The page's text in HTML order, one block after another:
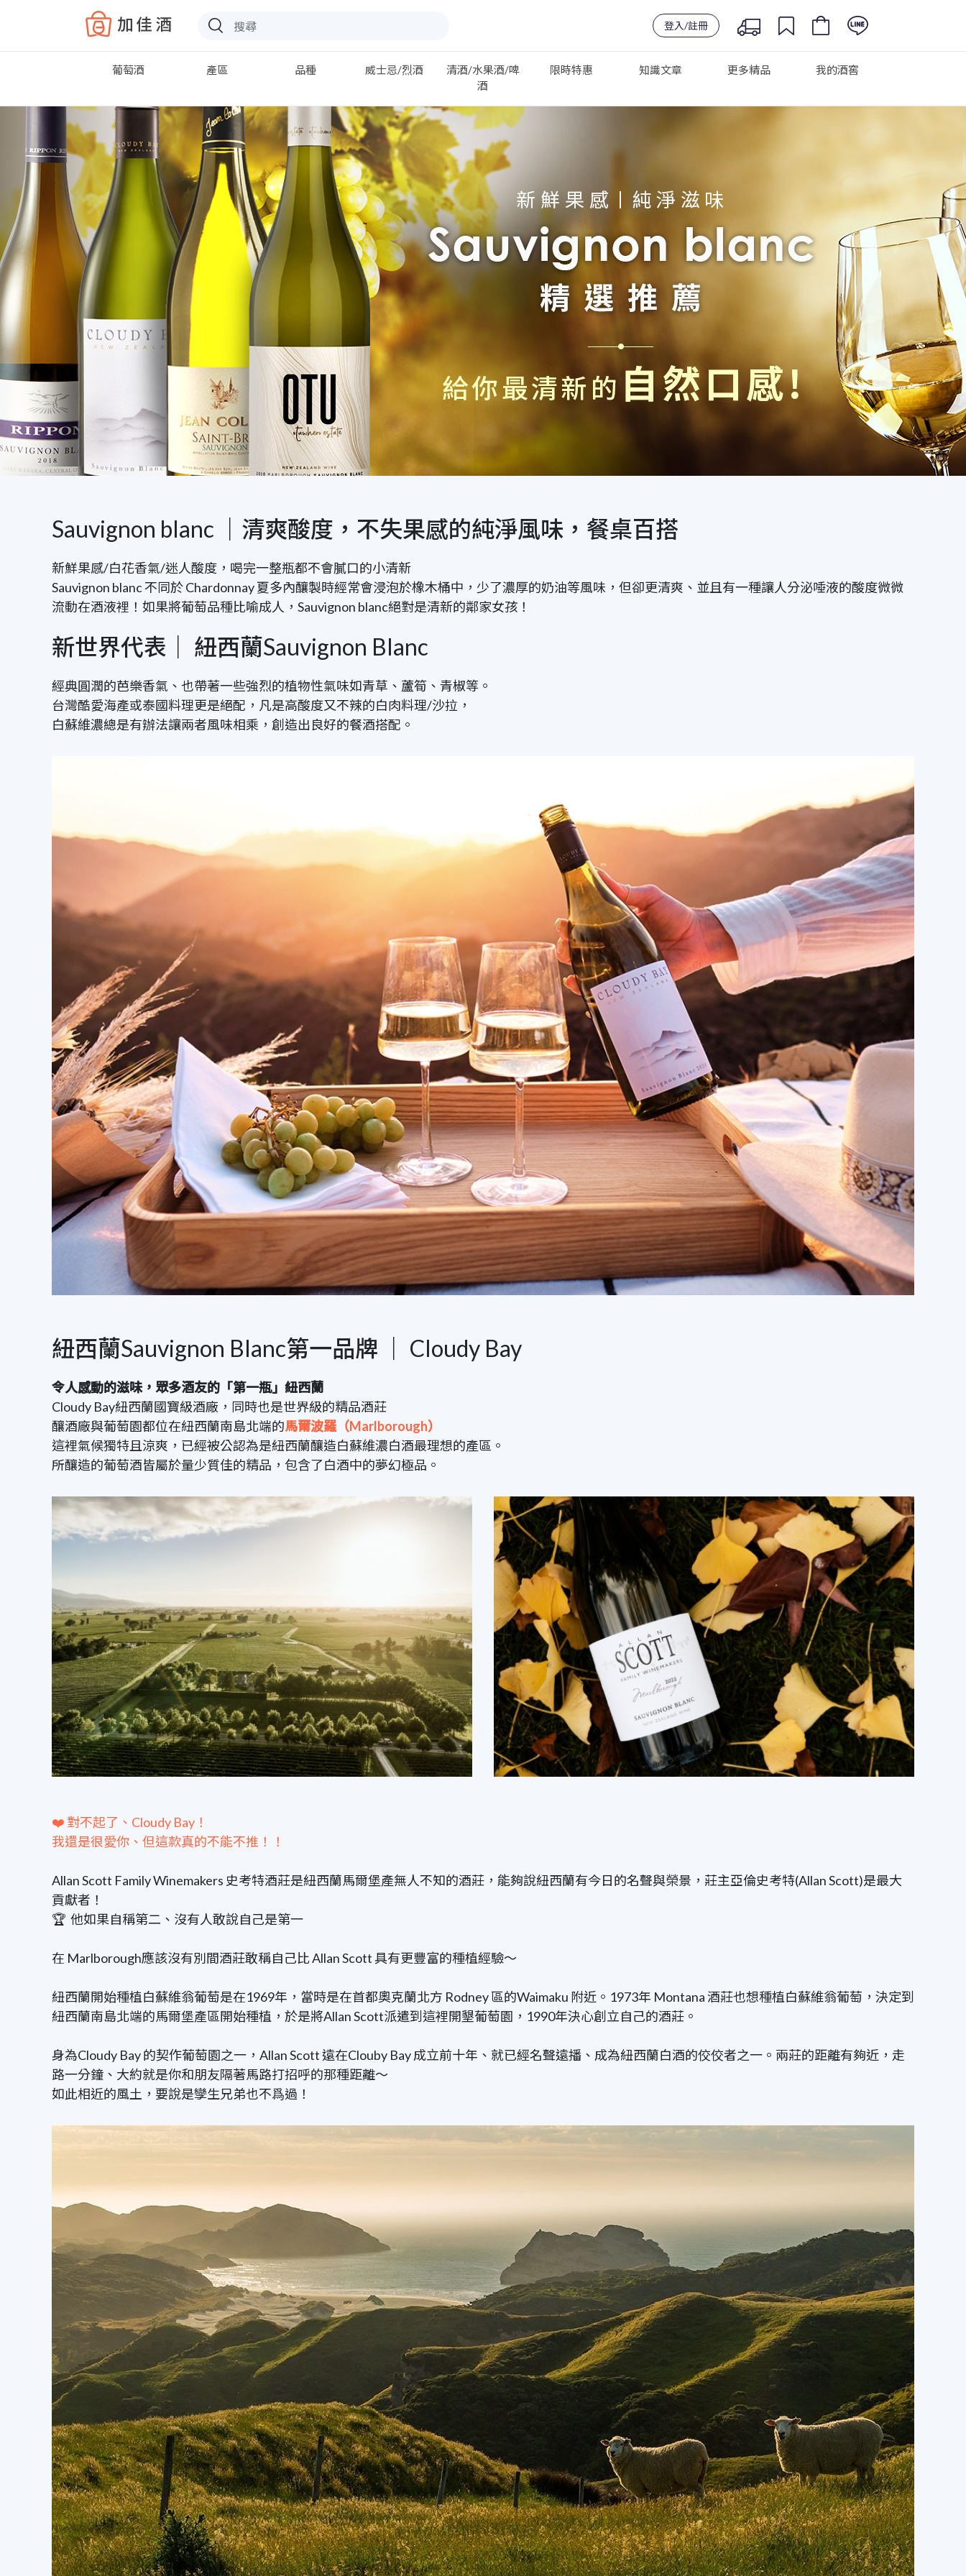
Baccus
登入/註冊
葡萄酒 產區 品種 威士忌/烈酒
清酒/水果酒/啤
酒
限時特惠 知識文章 更多精品 我的酒窖
Sauvignon blanc ｜清爽酸度，不失果感的純淨風味，餐桌百搭
新鮮果感/白花香氣/迷人酸度，喝完一整瓶都不會膩口的小清新
Sauvignon blanc 不同於Chardonnay夏多內釀製時經常會浸泡於橡木桶中，少了濃厚的奶油等風味，但卻更清爽、並且有一種讓人分泌唾液的酸度微微
流動在酒液裡！如果將葡萄品種比喻成人， Sauvignon blanc絕對是清新的鄰家女孩！
新世界代表｜ 紐西蘭Sauvignon Blanc
經典圓潤的芭樂香氣、也帶著一些強烈的植物性氣味如青草、蘆筍、青椒等。
台灣酷愛海產或泰國料理更是絕配，凡是高酸度又不辣的白肉料理/沙拉，
白蘇維濃總是有辦法讓兩者風味相乘，創造出良好的餐酒搭配。
紐西蘭Sauvignon Blanc第一品牌 ｜ Cloudy Bay
令人感動的滋味，眾多酒友的「第一瓶」紐西蘭
Cloudy Bay紐西蘭國寶級酒廠，同時也是世界級的精品酒莊
釀酒廠與葡萄園都位在紐西蘭南島北端的馬爾波羅（Marlborough）
這裡氣候獨特且涼爽，已經被公認為是紐西蘭釀造白蘇維濃白酒最理想的產區。
所釀造的葡萄酒皆屬於量少質佳的精品，包含了白酒中的夢幻極品。
❤️ 對不起了、Cloudy Bay！
我還是很愛你、但這款真的不能不推！！
Allan Scott Family Winemakers 史考特酒莊是紐西蘭馬爾堡產無人不知的酒莊，能夠說紐西蘭有今日的名聲與榮景，莊主亞倫史考特(Allan Scott)是最大
貢獻者！
🏆 他如果自稱第二、沒有人敢說自己是第一
在 Marlborough應該沒有別間酒莊敢稱自己比 Allan Scott 具有更豐富的種植經驗～
紐西蘭開始種植白蘇維翁葡萄是在1969年，當時是在首都奧克蘭北方 Rodney 區的Waimaku 附近。1973年 Montana 酒莊也想種植白蘇維翁葡萄，決定到
紐西蘭南島北端的馬爾堡產區開始種植，於是將Allan Scott派遣到這裡開墾葡萄園，1990年決心創立自己的酒莊。
身為Cloudy Bay 的契作葡萄園之一，Allan Scott 遠在Clouby Bay 成立前十年、就已經名聲遠播、成為紐西蘭白酒的佼佼者之一。兩莊的距離有夠近，走
路一分鐘、大約就是你和朋友隔著馬路打招呼的那種距離～
如此相近的風土，要說是孿生兄弟也不爲過！